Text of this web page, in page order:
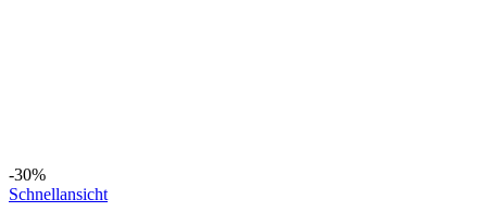
-30%
Schnellansicht